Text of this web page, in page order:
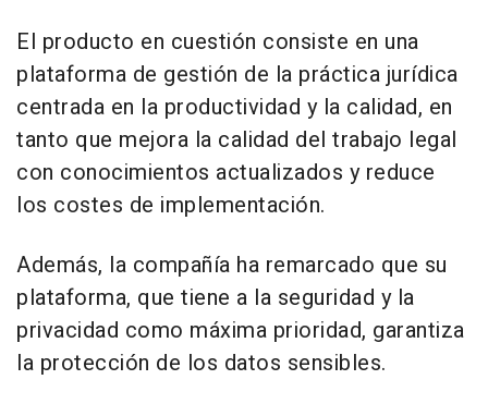
El producto en cuestión consiste en una
plataforma de gestión de la práctica jurídica
centrada en la productividad y la calidad, en
tanto que mejora la calidad del trabajo legal
con conocimientos actualizados y reduce
los costes de implementación.
Además, la compañía ha remarcado que su
plataforma, que tiene a la seguridad y la
privacidad como máxima prioridad, garantiza
la protección de los datos sensibles.